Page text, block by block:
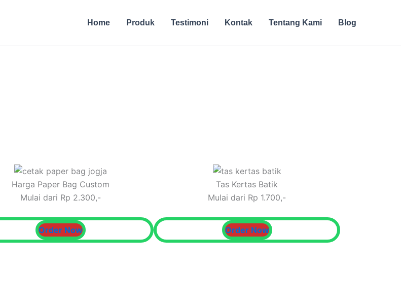
Home Produk Testimoni Kontak Tentang Kami Blog
Harga Paper Bag Custom
Mulai dari Rp 2.300,-
Order Now
Tas Kertas Batik
Mulai dari Rp 1.700,-
Order Now